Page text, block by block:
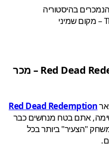
Red Dead(2018) – מכר
Red Dead
אתם בטח מנחשים כבר
ביותר בכל